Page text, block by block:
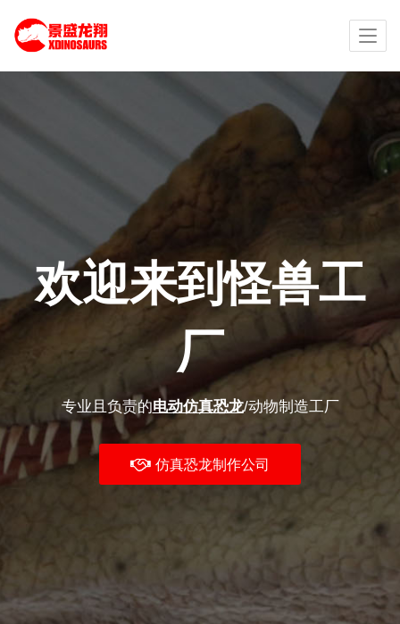
欢迎来到怪兽工
厂
专业且负责的电动仿真恐龙/动物制造工厂
仿真恐龙制作公司